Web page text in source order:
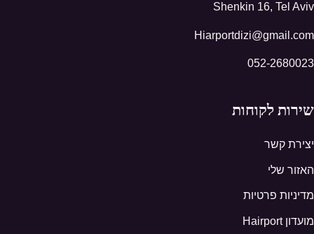
Shenkin 16, Tel Aviv
Hiarportdizi@gmail.com
052-2680023
שירות לקוחות
יצירת קשר
האזור שלי
מדיניות פרטיות
מועדון Hairport